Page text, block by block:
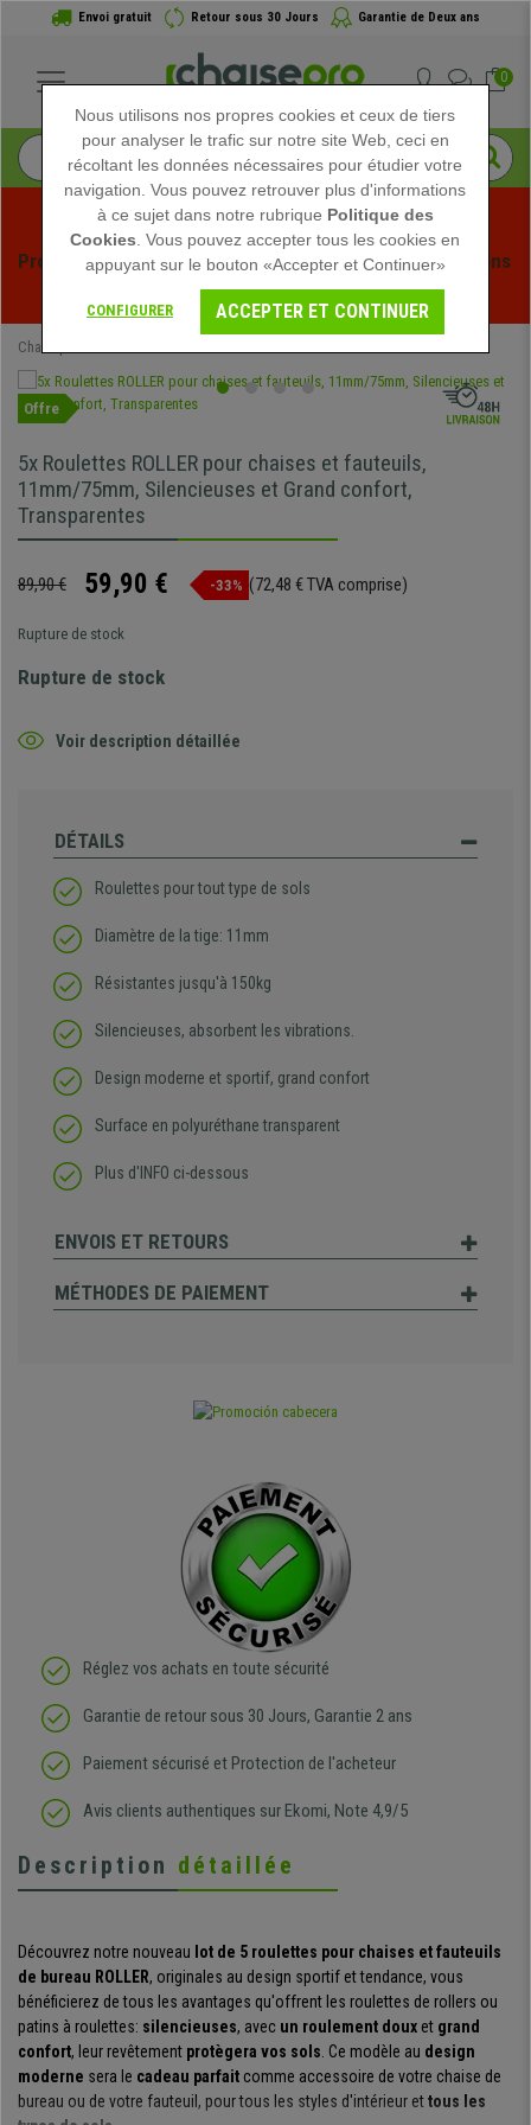
Envoi gratuit Retour sous 30 Jours Garantie de Deux ans
0
Profitez des soldes d'été chez Chaisepro ! Des réductions
exclusives pour une durée limitée - Voir l'offre
Chaisepro
Offre
5x Roulettes ROLLER pour chaises et fauteuils,
11mm/75mm, Silencieuses et Grand confort,
Transparentes
89,90 € 59,90 € -33% (72,48 € TVA comprise)
Rupture de stock
Rupture de stock
Voir description détaillée
DÉTAILS
Roulettes pour tout type de sols
Diamètre de la tige: 11mm
Résistantes jusqu'à 150kg
Silencieuses, absorbent les vibrations.
Design moderne et sportif, grand confort
Surface en polyuréthane transparent
Plus d'INFO ci-dessous
ENVOIS ET RETOURS
MÉTHODES DE PAIEMENT
Réglez vos achats en toute sécurité
Garantie de retour sous 30 Jours, Garantie 2 ans
Paiement sécurisé et Protection de l'acheteur
Avis clients authentiques sur Ekomi, Note 4,9/5
Description détaillée
Découvrez notre nouveau lot de 5 roulettes pour chaises et fauteuils
de bureau ROLLER, originales au design sportif et tendance, vous
bénéficierez de tous les avantages qu'offrent les roulettes de rollers ou
patins à roulettes: silencieuses, avec un roulement doux et grand
confort, leur revêtement protègera vos sols. Ce modèle au design
moderne sera le cadeau parfait comme accessoire de votre chaise de
bureau ou de votre fauteuil, pour tous les styles d'intérieur ettous les
Nous utilisons nos propres cookies et ceux de tiers
pour analyser le trafic sur notre site Web, ceci en
récoltant les données nécessaires pour étudier votre
navigation. Vous pouvez retrouver plus d'informations
à ce sujet dans notre rubrique Politique des
Cookies . Vous pouvez accepter tous les cookies en
appuyant sur le bouton «Accepter et Continuer»
CONFIGURER ACCEPTER ET CONTINUER